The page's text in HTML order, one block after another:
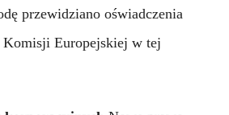
przewidziano oświadczenia
Europejskiej w tej